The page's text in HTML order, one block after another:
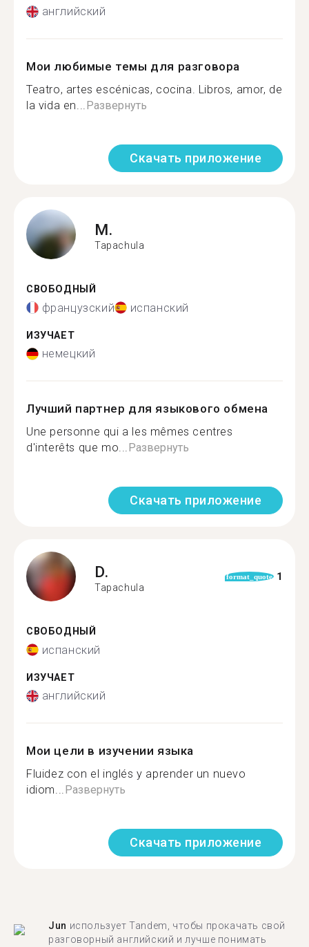
английский
Мои любимые темы для разговора
Teatro, artes escénicas, cocina. Libros, amor, de
la vida en...Развернуть
Скачать приложение
M.
Tapachula
СВОБОДНЫЙ
французский испанский
ИЗУЧАЕТ
немецкий
Лучший партнер для языкового обмена
Une personne qui a les mêmes centres
d'interêts que mo...Развернуть
Скачать приложение
D.
Tapachula
format_quote 1
СВОБОДНЫЙ
испанский
ИЗУЧАЕТ
английский
Мои цели в изучении языка
Fluidez con el inglés y aprender un nuevo
idiom...Развернуть
Скачать приложение
Jun использует Tandem, чтобы прокачать свой
разговорный английский и лучше понимать